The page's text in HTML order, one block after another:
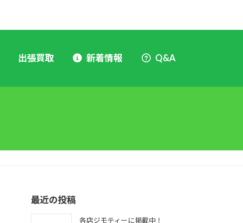
出張買取 新着情報 Q&A
最近の投稿
各店ジモティーに掲載中！